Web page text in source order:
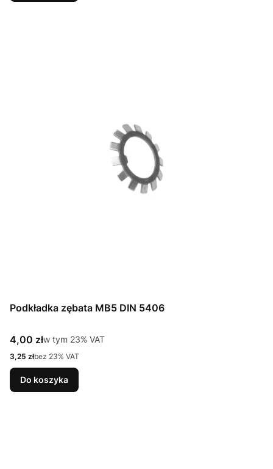
Podkładka zębata MB5 DIN 5406
Cena brutto
4,00 złw tym %s VAT
w tym 23% VAT
Cena netto
3,25 złbez 23% VAT
Do koszyka